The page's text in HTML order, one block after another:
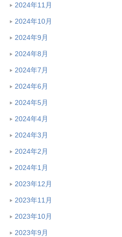
2024年11月
2024年10月
2024年9月
2024年8月
2024年7月
2024年6月
2024年5月
2024年4月
2024年3月
2024年2月
2024年1月
2023年12月
2023年11月
2023年10月
2023年9月